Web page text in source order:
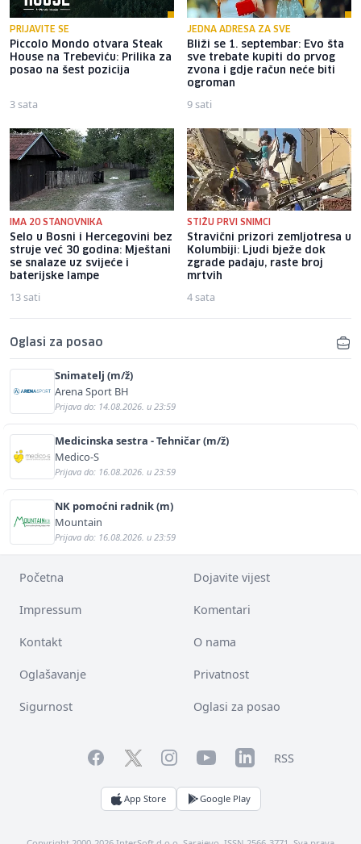
PRIJAVITE SE
Piccolo Mondo otvara Steak
House na Trebeviću: Prilika za
posao na šest pozicija
3 sata
JEDNA ADRESA ZA SVE
Bliži se 1. septembar: Evo šta
sve trebate kupiti do prvog
zvona i gdje račun neće biti
ogroman
9 sati
IMA 20 STANOVNIKA
Selo u Bosni i Hercegovini bez
struje već 30 godina: Mještani
se snalaze uz svijeće i
baterijske lampe
13 sati
STIŽU PRVI SNIMCI
Stravični prizori zemljotresa u
Kolumbiji: Ljudi bježe dok
zgrade padaju, raste broj
mrtvih
4 sata
Oglasi za posao
Snimatelj (m/ž)
Arena Sport BH
Prijava do: 14.08.2026. u 23:59
Medicinska sestra - Tehničar (m/ž)
Medico-S
Prijava do: 16.08.2026. u 23:59
NK pomoćni radnik (m)
Mountain
Prijava do: 16.08.2026. u 23:59
Početna Dojavite vijest
Impressum Komentari
Kontakt O nama
Oglašavanje Privatnost
Sigurnost Oglasi za posao
FacebookTwitterInstagramYouTubeLinkedInRSS
App Store Google Play